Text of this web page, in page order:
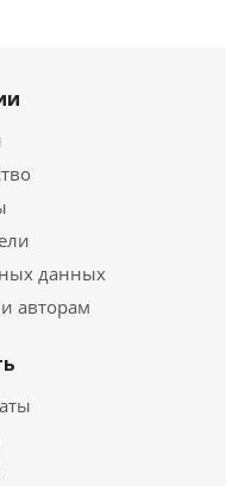
данных
авторам